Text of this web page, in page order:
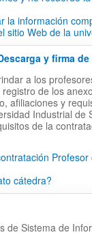
la información
sitio Web de la
y firma
a los
de los
afiliaciones y
Industrial de
de la
Profesor
cátedra?
de Sistema de